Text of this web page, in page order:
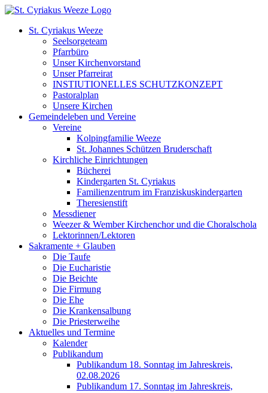
Zum
springenSt. Cyriakus Weeze
Seelsorgeteam
Pfarrbüro
Unser Kirchenvorstand
Unser Pfarreirat
INSTIUTIONELLES SCHUTZKONZEPT
Pastoralplan
Unsere Kirchen
Gemeindeleben und Vereine
Vereine
Kolpingfamilie Weeze
St. Johannes Schützen Bruderschaft
Kirchliche Einrichtungen
Bücherei
Kindergarten St. Cyriakus
Familienzentrum im Franziskuskindergarten
Theresienstift
Messdiener
Weezer & Wember Kirchenchor und die Choralschola
Lektorinnen/Lektoren
Sakramente + Glauben
Die Taufe
Die Eucharistie
Die Beichte
Die Firmung
Die Ehe
Die Krankensalbung
Die Priesterweihe
Aktuelles und Termine
Kalender
Publikandum
Publikandum 18. Sonntag im Jahreskreis,
02.08.2026
Publikandum 17. Sonntag im Jahreskreis,